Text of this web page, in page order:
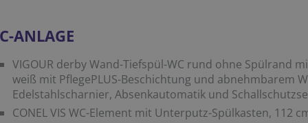
ANLAGE
VIGOUR derby Wand-Tiefspül-WC rund ohne Spülrand
weiß mit PflegePLUS-Beschichtung und abnehmbarem
Edelstahlscharnier, Absenkautomatik und
CONEL VIS WC-Element mit Unterputz-Spülkasten, 112